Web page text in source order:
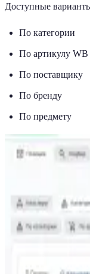
Доступные
По категории
По артикулу WB
По поставщику
По бренду
По предмету